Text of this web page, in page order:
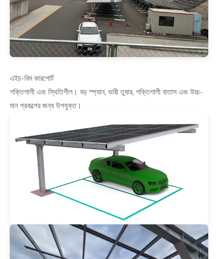
এইচ-বিম কারপোর্ট
শক্তিশালী এবং স্থিতিশীল। বড় স্প্যান, ভারী তুষার, শক্তিশালী বাতাস এবং উচ্চ-
মান প্রকল্পের জন্য উপযুক্ত।